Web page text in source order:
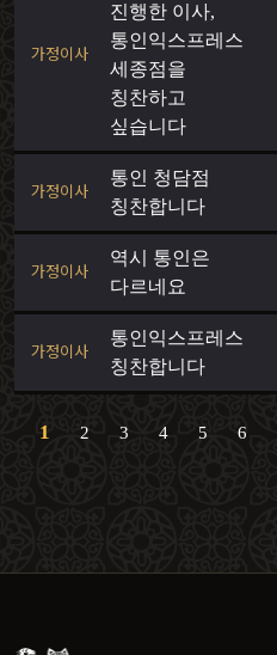
가정이사
진행한 이사,
통인익스프레스
세종점을
칭찬하고
싶습니다
가정이사
통인 청담점
칭찬합니다
가정이사
역시 통인은
다르네요
가정이사
통인익스프레스
칭찬합니다
1 2 3 4 5 6